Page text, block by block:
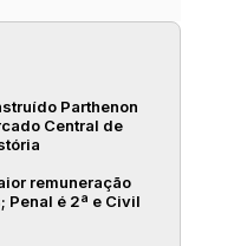
Parthenon
Central de
remuneração
Penal é 2ª e Civil